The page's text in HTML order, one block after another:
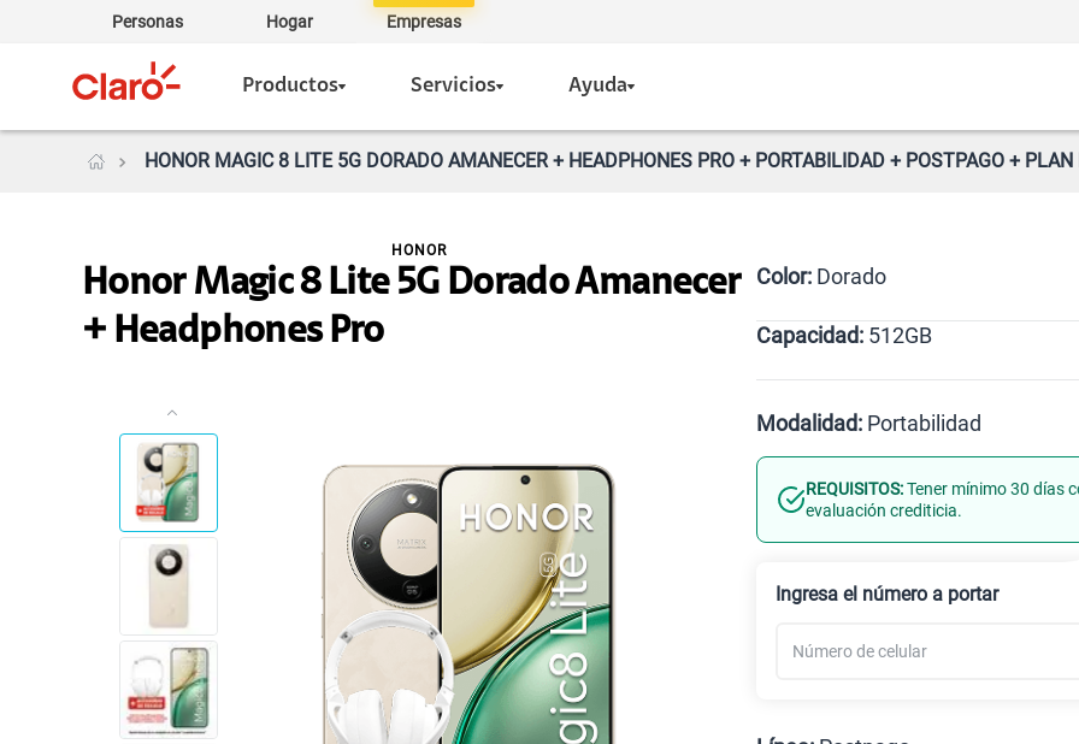
Personas Hogar Empresas
Productos Servicios Ayuda
HONOR MAGIC 8 LITE 5G DORADO AMANECER + HEADPHONES PRO + PORTABILIDAD + POSTPAGO +
Honor Magic 8 Lite 5G Dorado Amanecer
+ Headphones Pro
HONOR
Color: Dorado
Dorado
Capacidad: 512GB
Modalidad: Portabilidad
Línea Nueva
REQUISITOS:Tener mínimo 30 días
evaluación crediticia.
Ingresa el número a portar